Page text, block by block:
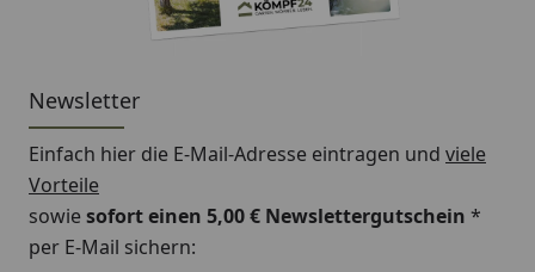
Newsletter
Einfach hier die E-Mail-Adresse eintragen und viele
Vorteile
sowiesofort einen 5,00 € Newslettergutschein *
per E-Mail sichern: